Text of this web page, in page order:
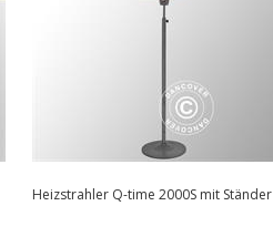
Heizstrahler Q-time 2000S mit Ständer